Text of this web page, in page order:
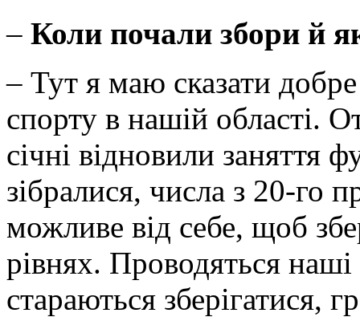
– Коли почали збори й
– Тут я маю сказати добре
спорту в нашій області.
січні відновили заняття
зібралися, числа з 20-го
можливе від себе, щоб
рівнях. Проводяться
стараються зберігатися,